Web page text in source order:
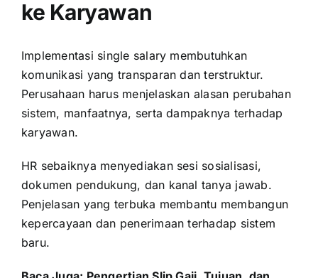
ke Karyawan
Implementasi single salary membutuhkan
komunikasi yang transparan dan terstruktur.
Perusahaan harus menjelaskan alasan perubahan
sistem, manfaatnya, serta dampaknya terhadap
karyawan.
HR sebaiknya menyediakan sesi sosialisasi,
dokumen pendukung, dan kanal tanya jawab.
Penjelasan yang terbuka membantu membangun
kepercayaan dan penerimaan terhadap sistem
baru.